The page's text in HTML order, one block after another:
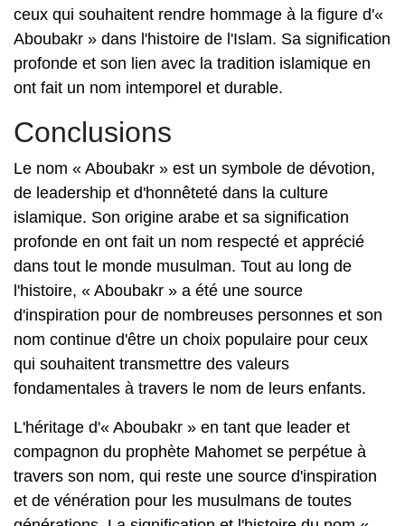
ceux qui souhaitent rendre hommage à la figure d'«
Aboubakr » dans l'histoire de l'Islam. Sa signification
profonde et son lien avec la tradition islamique en
ont fait un nom intemporel et durable.
Conclusions
Le nom « Aboubakr » est un symbole de dévotion,
de leadership et d'honnêteté dans la culture
islamique. Son origine arabe et sa signification
profonde en ont fait un nom respecté et apprécié
dans tout le monde musulman. Tout au long de
l'histoire, « Aboubakr » a été une source
d'inspiration pour de nombreuses personnes et son
nom continue d'être un choix populaire pour ceux
qui souhaitent transmettre des valeurs
fondamentales à travers le nom de leurs enfants.
L'héritage d'« Aboubakr » en tant que leader et
compagnon du prophète Mahomet se perpétue à
travers son nom, qui reste une source d'inspiration
et de vénération pour les musulmans de toutes